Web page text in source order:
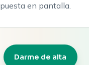
en pantalla.
Darme de alta